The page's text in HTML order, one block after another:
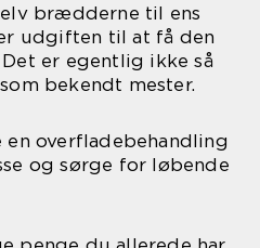
brædderne til ens
udgiften til at få den
er egentlig ikke så
bekendt mester.
en overfladebehandling
og sørge for løbende